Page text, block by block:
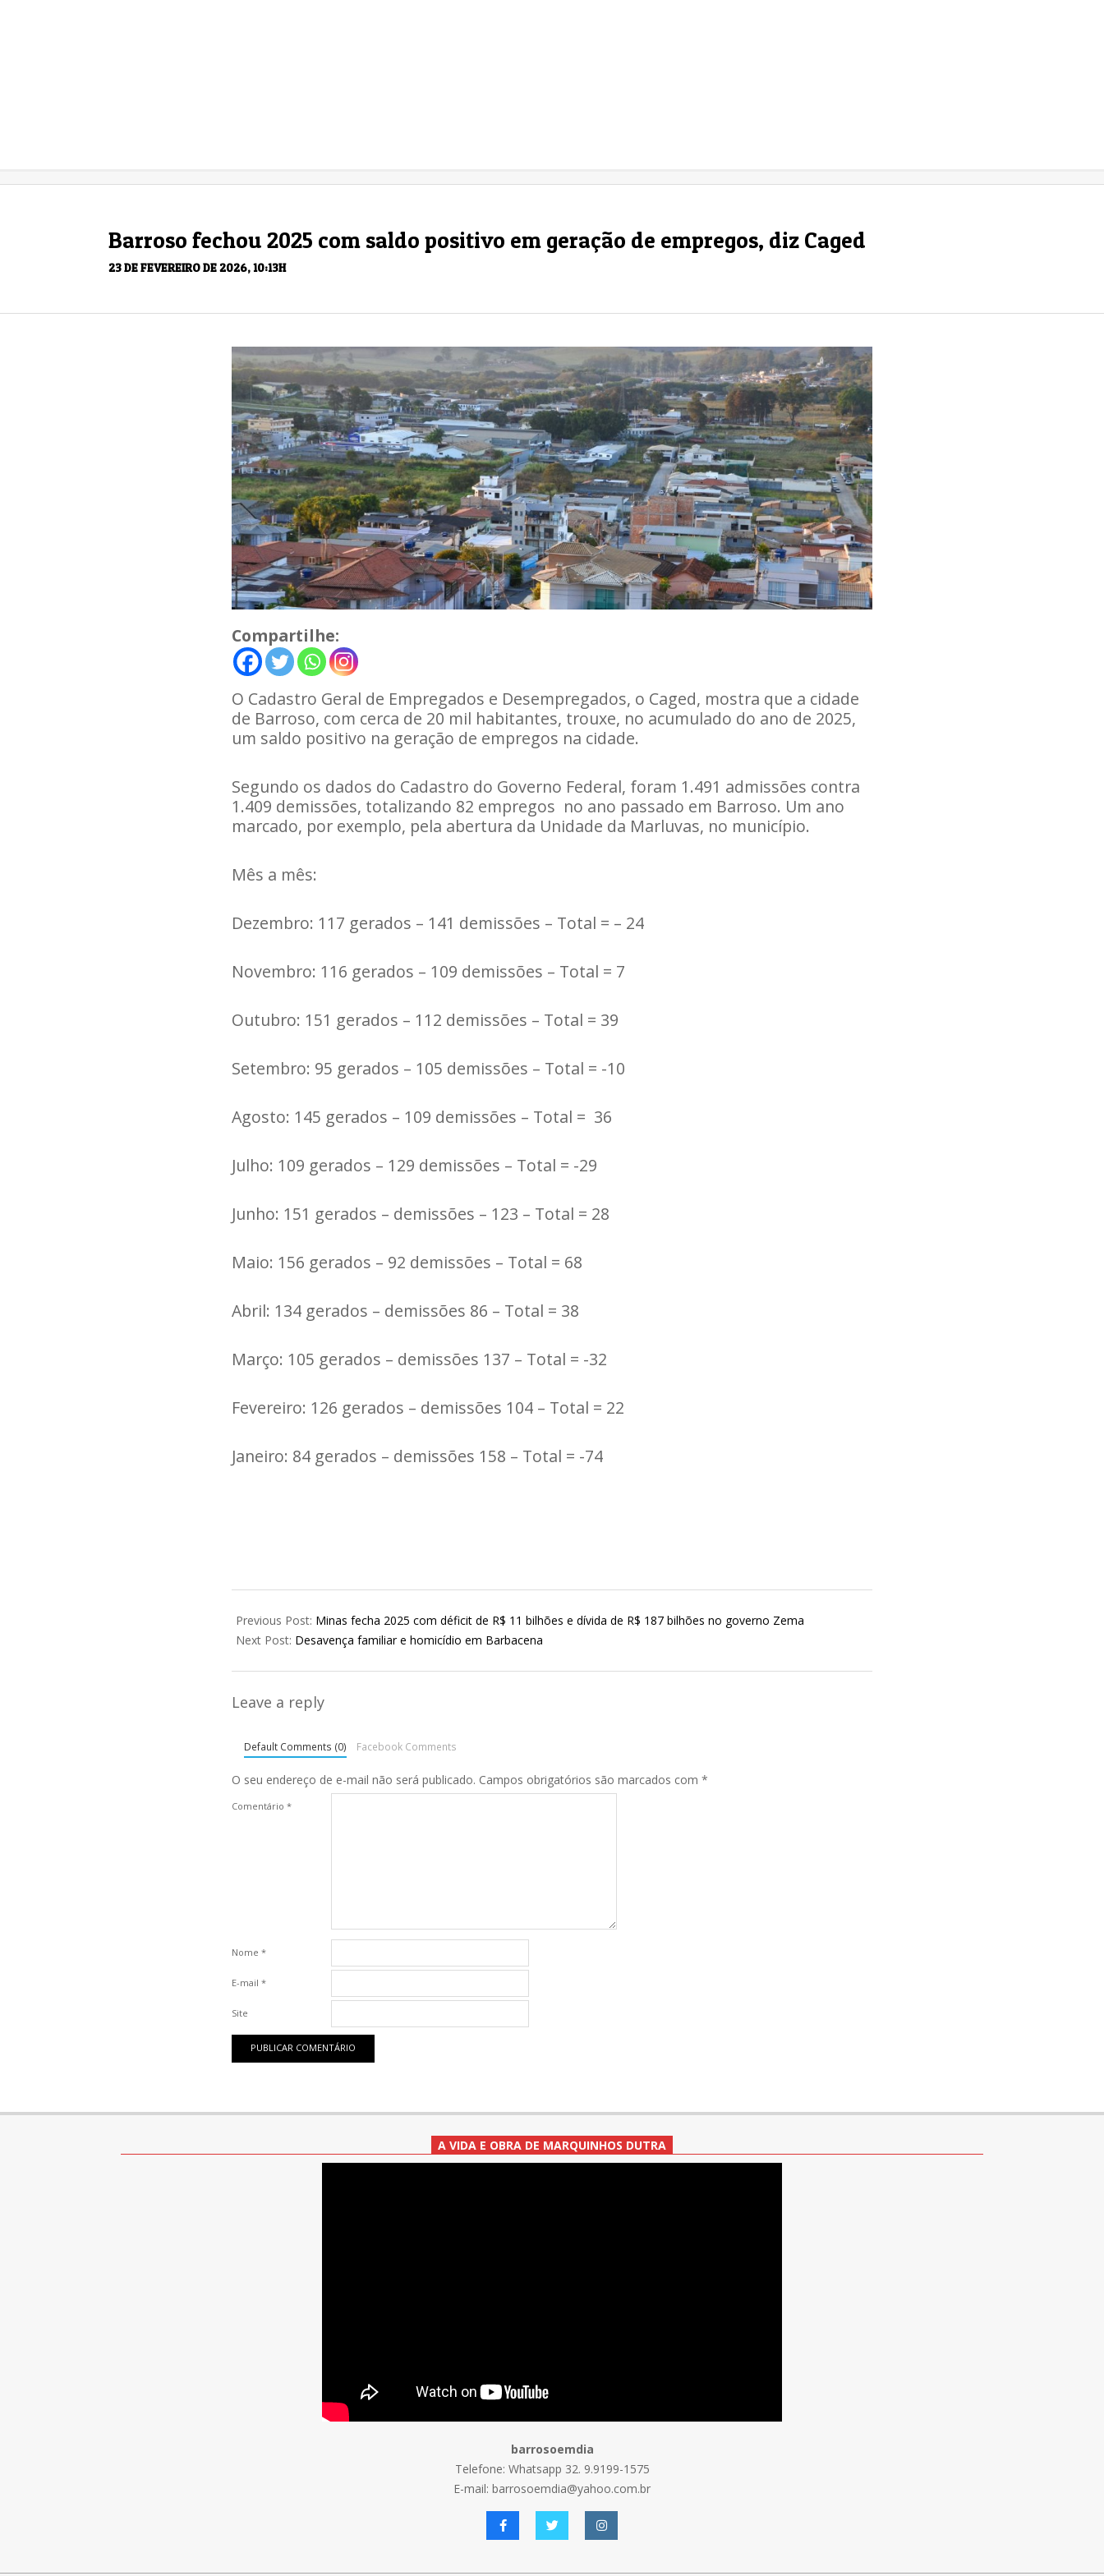
Barroso fechou 2025 com saldo positivo em geração de empregos, diz Caged
23 DE FEVEREIRO DE 2026, 10:13H
Compartilhe:
O Cadastro Geral de Empregados e Desempregados, o Caged, mostra que a cidade
de Barroso, com cerca de 20 mil habitantes, trouxe, no acumulado do ano de 2025,
um saldo positivo na geração de empregos na cidade.
Segundo os dados do Cadastro do Governo Federal, foram 1.491 admissões contra
1.409 demissões, totalizando 82 empregos no ano passado em Barroso. Um ano
marcado, por exemplo, pela abertura da Unidade da Marluvas, no município.
Mês a mês:
Dezembro: 117 gerados – 141 demissões – Total = – 24
Novembro: 116 gerados – 109 demissões – Total = 7
Outubro: 151 gerados – 112 demissões – Total = 39
Setembro: 95 gerados – 105 demissões – Total = -10
Agosto: 145 gerados – 109 demissões – Total = 36
Julho: 109 gerados – 129 demissões – Total = -29
Junho: 151 gerados – demissões – 123 – Total = 28
Maio: 156 gerados – 92 demissões – Total = 68
Abril: 134 gerados – demissões 86 – Total = 38
Março: 105 gerados – demissões 137 – Total = -32
Fevereiro: 126 gerados – demissões 104 – Total = 22
Janeiro: 84 gerados – demissões 158 – Total = -74
02-
23
Previous Post: Minas fecha 2025 com déficit de R$ 11 bilhões e dívida de R$ 187 bilhões no governo Zema
Next Post: Desavença familiar e homicídio em Barbacena
Leave a reply
Default Comments (0) Facebook Comments
O seu endereço de e-mail não será publicado. Campos obrigatórios são marcados com *
Comentário *
Nome *
E-mail *
Site
A VIDA E OBRA DE MARQUINHOS DUTRA
barrosoemdia
Telefone: Whatsapp 32. 9.9199-1575
E-mail: barrosoemdia@yahoo.com.br